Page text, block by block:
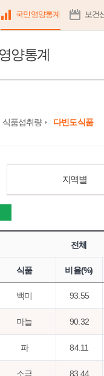
국민영양통계 보건
양통계
식품섭취량 다빈도식품
지역별
전체
식품 비율(%)
백미 93.55
마늘 90.32
파 84.11
소금 83.44